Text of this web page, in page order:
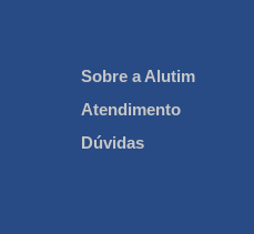
Sobre a Alutim
Atendimento
Dúvidas